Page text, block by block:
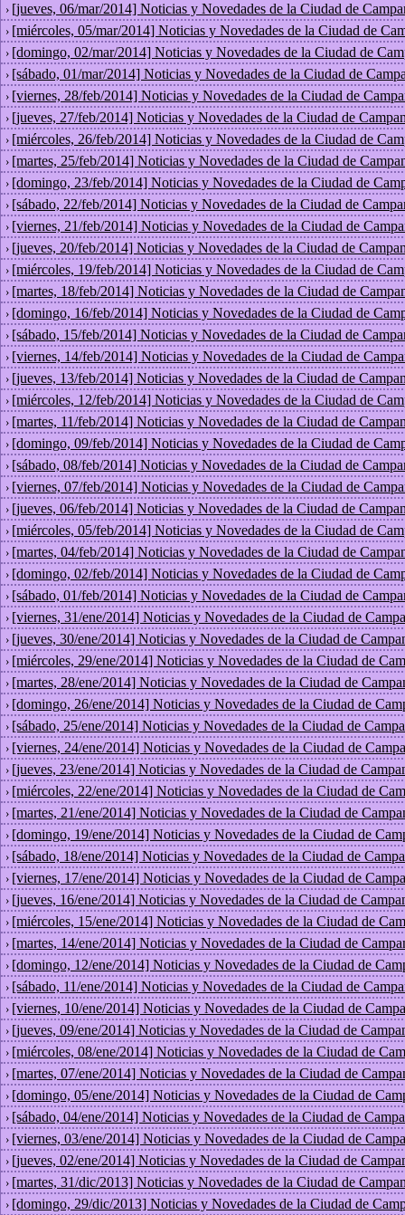
› [jueves, 06/mar/2014] Noticias y Novedades de la Ciudad de
› [miércoles, 05/mar/2014] Noticias y Novedades de la Ciudad de
› [domingo, 02/mar/2014] Noticias y Novedades de la Ciudad de
› [sábado, 01/mar/2014] Noticias y Novedades de la Ciudad de
› [viernes, 28/feb/2014] Noticias y Novedades de la Ciudad de
› [jueves, 27/feb/2014] Noticias y Novedades de la Ciudad de
› [miércoles, 26/feb/2014] Noticias y Novedades de la Ciudad de
› [martes, 25/feb/2014] Noticias y Novedades de la Ciudad de
› [domingo, 23/feb/2014] Noticias y Novedades de la Ciudad de
› [sábado, 22/feb/2014] Noticias y Novedades de la Ciudad de
› [viernes, 21/feb/2014] Noticias y Novedades de la Ciudad de
› [jueves, 20/feb/2014] Noticias y Novedades de la Ciudad de
› [miércoles, 19/feb/2014] Noticias y Novedades de la Ciudad de
› [martes, 18/feb/2014] Noticias y Novedades de la Ciudad de
› [domingo, 16/feb/2014] Noticias y Novedades de la Ciudad de
› [sábado, 15/feb/2014] Noticias y Novedades de la Ciudad de
› [viernes, 14/feb/2014] Noticias y Novedades de la Ciudad de
› [jueves, 13/feb/2014] Noticias y Novedades de la Ciudad de
› [miércoles, 12/feb/2014] Noticias y Novedades de la Ciudad de
› [martes, 11/feb/2014] Noticias y Novedades de la Ciudad de
› [domingo, 09/feb/2014] Noticias y Novedades de la Ciudad de
› [sábado, 08/feb/2014] Noticias y Novedades de la Ciudad de
› [viernes, 07/feb/2014] Noticias y Novedades de la Ciudad de
› [jueves, 06/feb/2014] Noticias y Novedades de la Ciudad de
› [miércoles, 05/feb/2014] Noticias y Novedades de la Ciudad de
› [martes, 04/feb/2014] Noticias y Novedades de la Ciudad de
› [domingo, 02/feb/2014] Noticias y Novedades de la Ciudad de
› [sábado, 01/feb/2014] Noticias y Novedades de la Ciudad de
› [viernes, 31/ene/2014] Noticias y Novedades de la Ciudad de
› [jueves, 30/ene/2014] Noticias y Novedades de la Ciudad de
› [miércoles, 29/ene/2014] Noticias y Novedades de la Ciudad de
› [martes, 28/ene/2014] Noticias y Novedades de la Ciudad de
› [domingo, 26/ene/2014] Noticias y Novedades de la Ciudad de
› [sábado, 25/ene/2014] Noticias y Novedades de la Ciudad de
› [viernes, 24/ene/2014] Noticias y Novedades de la Ciudad de
› [jueves, 23/ene/2014] Noticias y Novedades de la Ciudad de
› [miércoles, 22/ene/2014] Noticias y Novedades de la Ciudad de
› [martes, 21/ene/2014] Noticias y Novedades de la Ciudad de
› [domingo, 19/ene/2014] Noticias y Novedades de la Ciudad de
› [sábado, 18/ene/2014] Noticias y Novedades de la Ciudad de
› [viernes, 17/ene/2014] Noticias y Novedades de la Ciudad de
› [jueves, 16/ene/2014] Noticias y Novedades de la Ciudad de
› [miércoles, 15/ene/2014] Noticias y Novedades de la Ciudad de
› [martes, 14/ene/2014] Noticias y Novedades de la Ciudad de
› [domingo, 12/ene/2014] Noticias y Novedades de la Ciudad de
› [sábado, 11/ene/2014] Noticias y Novedades de la Ciudad de
› [viernes, 10/ene/2014] Noticias y Novedades de la Ciudad de
› [jueves, 09/ene/2014] Noticias y Novedades de la Ciudad de
› [miércoles, 08/ene/2014] Noticias y Novedades de la Ciudad de
› [martes, 07/ene/2014] Noticias y Novedades de la Ciudad de
› [domingo, 05/ene/2014] Noticias y Novedades de la Ciudad de
› [sábado, 04/ene/2014] Noticias y Novedades de la Ciudad de
› [viernes, 03/ene/2014] Noticias y Novedades de la Ciudad de
› [jueves, 02/ene/2014] Noticias y Novedades de la Ciudad de
› [martes, 31/dic/2013] Noticias y Novedades de la Ciudad de
› [domingo, 29/dic/2013] Noticias y Novedades de la Ciudad de